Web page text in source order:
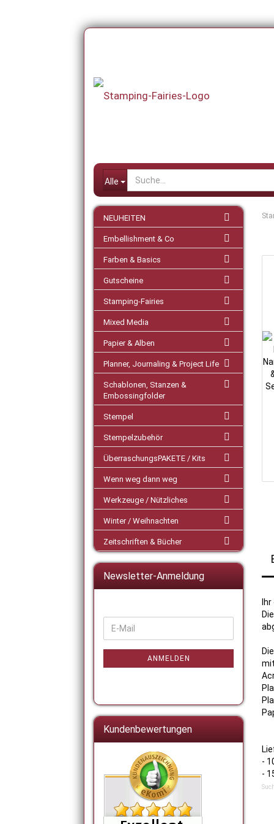
Alle
-
-
NEUHEITEN
Embellishment & Co
Farben & Basics
Gutscheine
Stamping-Fairies
Mixed Media
Papier & Alben
Planner, Journaling & Project Life
Schablonen, Stanzen &
Embossingfolder
Stempel
Stempelzubehör
ÜberraschungsPAKETE / Kits
Wenn weg dann weg
Werkzeuge / Nützliches
Winter / Weihnachten
Zeitschriften & Bücher
Newsletter-Anmeldung
ZUR
ANMELDUNG
E-
Mail
ANMELDEN
Kundenbewertungen